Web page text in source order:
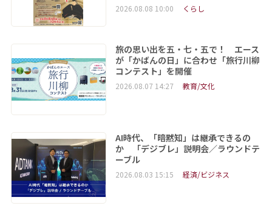
2026.08.08 10:00 くらし
旅の思い出を五・七・五で！ エース
が「かばんの日」に合わせ「旅行川柳
コンテスト」を開催
2026.08.07 14:27 教育/文化
AI時代、「暗黙知」は継承できるの
か 「デジブレ」説明会／ラウンドテ
ーブル
2026.08.03 15:15 経済/ビジネス